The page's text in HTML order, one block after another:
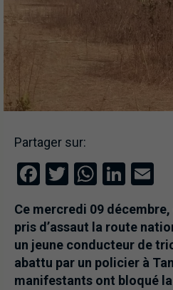
Partager sur:
Facebook
Twitter
Ce mercredi 09
pris d’assaut la route
un jeune conducteur de
abattu par un policier à
manifestants ont bloqué